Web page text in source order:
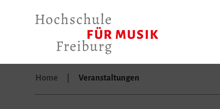
Home Veranstaltungen